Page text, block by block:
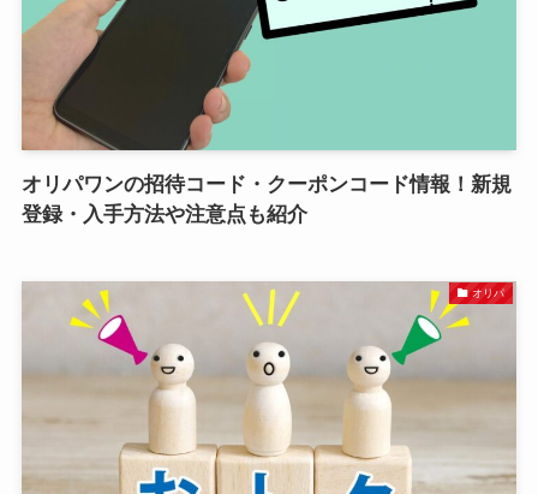
オリパワンの招待コード・クーポンコード情報！新規
登録・入手方法や注意点も紹介
オリパ